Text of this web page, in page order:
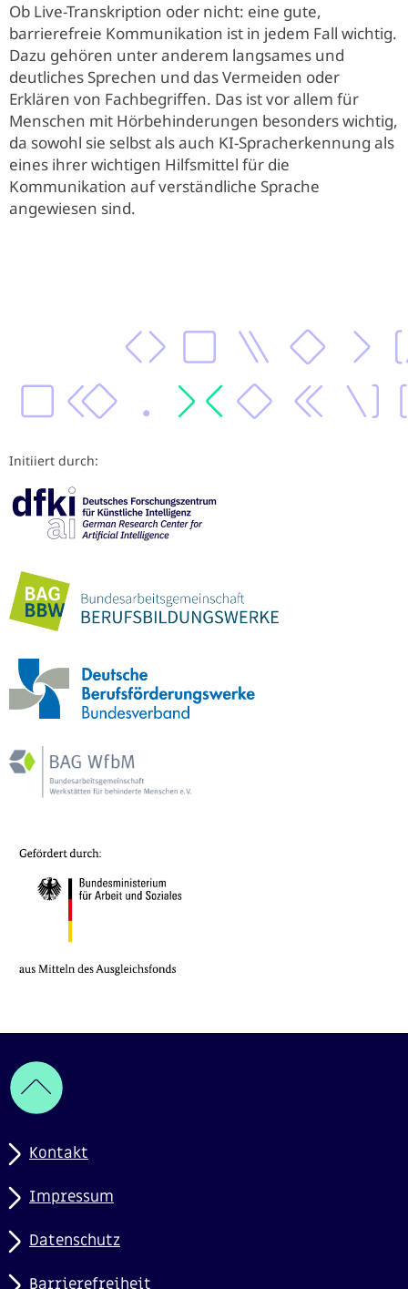
Ob Live-Transkription oder nicht: eine gute,
barrierefreie Kommunikation ist in jedem Fall wichtig.
Dazu gehören unter anderem langsames und
deutliches Sprechen und das Vermeiden oder
Erklären von Fachbegriffen. Das ist vor allem für
Menschen mit Hörbehinderungen besonders wichtig,
da sowohl sie selbst als auch KI-Spracherkennung als
eines ihrer wichtigen Hilfsmittel für die
Kommunikation auf verständliche Sprache
angewiesen sind.
Initiiert durch:
Kontakt
Impressum
Datenschutz
Barrierefreiheit